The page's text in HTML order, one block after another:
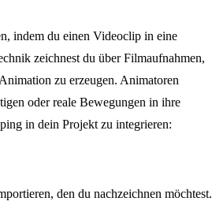
indem du einen Videoclip in eine
zeichnest du über Filmaufnahmen,
zu erzeugen. Animatoren
oder reale Bewegungen in ihre
in dein Projekt zu integrieren:
den du nachzeichnen möchtest.